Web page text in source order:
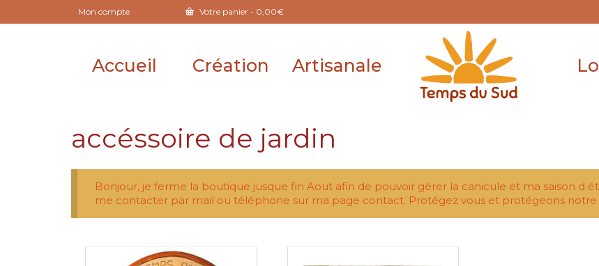
Mon compte Votre panier - 0,00€
Accueil Création Artisanale
accéssoire de jardin
Bonjour, je ferme la boutique jusque fin Aout afin de pouvoir gérer la canicule et ma saison d
me contacter par mail ou téléphone sur ma page contact. Protégez vous et protégeons